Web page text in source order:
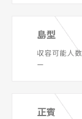
島型
収容可能人数
ー
正賓